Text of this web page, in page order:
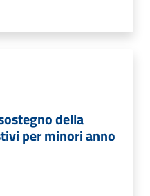
della
per minori anno